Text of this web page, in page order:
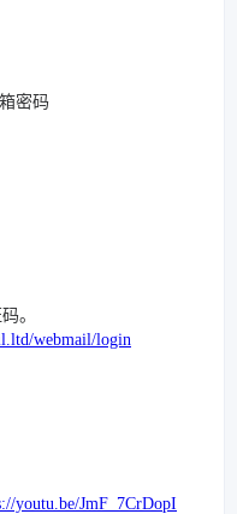
密码
。
webmail/login
youtu.be/JmF_7CrDopI